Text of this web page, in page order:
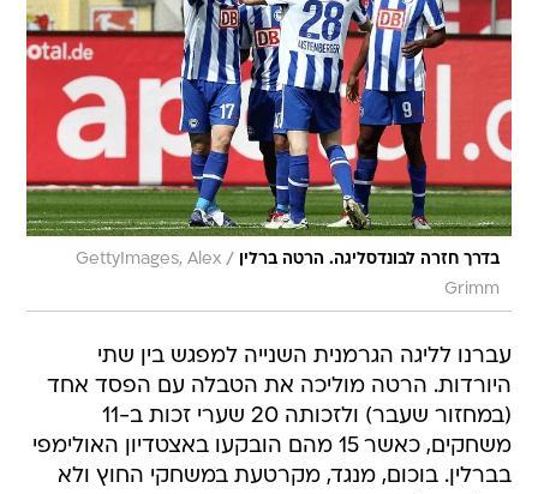
בדרך חזרה לבונדסליגה. הרטה ברלין /
GettyImages, Alex
Grimm
עברנו לליגה הגרמנית השנייה למפגש בין שתי
היורדות. הרטה מוליכה את הטבלה עם הפסד אחד
(במחזור שעבר) ולזכותה 20 שערי זכות ב-11
משחקים, כאשר 15 מהם הובקעו באצטדיון האולימפי
בברלין. בוכום, מנגד, מקרטעת במשחקי החוץ ולא